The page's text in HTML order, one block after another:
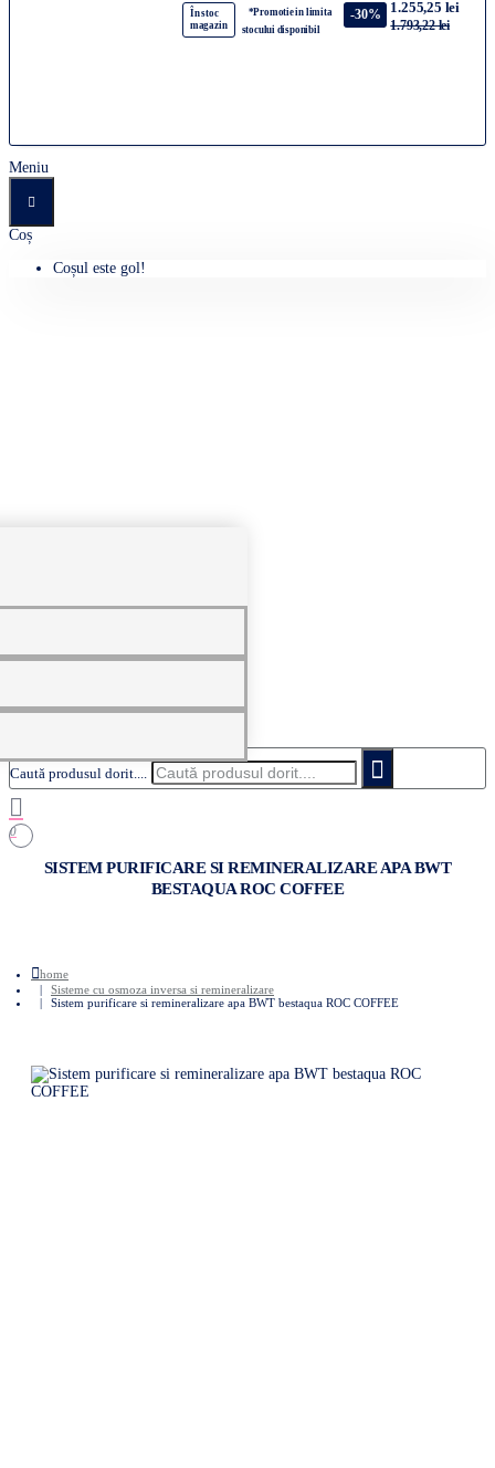
În stoc
magazin
*Promotie in limita
stocului disponibil
-30% 1.255,25 lei
1.793,22 lei
Meniu
Coș
Coșul este gol!
Caută produsul dorit....
0
SISTEM PURIFICARE SI REMINERALIZARE APA BWT
BESTAQUA ROC COFFEE
home
Sisteme cu osmoza inversa si remineralizare
Sistem purificare si remineralizare apa BWT bestaqua ROC COFFEE